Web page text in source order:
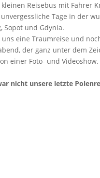
Reisebus mit Fahrer
Tage in der
Sopot und Gdynia.
uns eine Traumreise und
der ganz unter dem
einer Foto- und Videoshow.
nicht unsere letzte